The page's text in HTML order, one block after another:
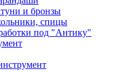
и бронзы
спицы
под "Антику"